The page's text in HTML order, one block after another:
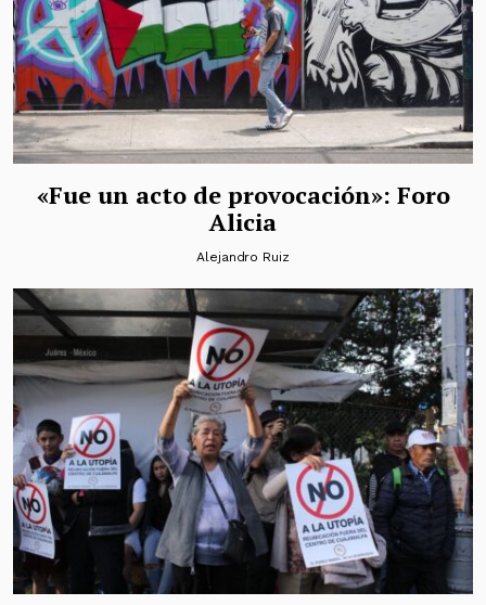
«Fue un acto de provocación»: Foro
Alicia
Alejandro Ruiz